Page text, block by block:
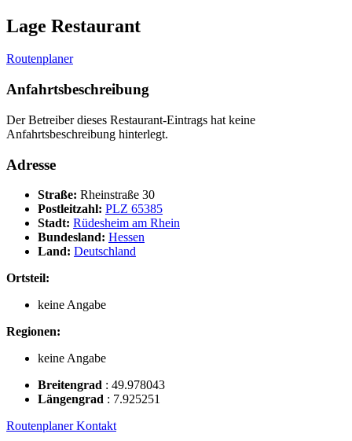
Lage Restaurant
Routenplaner
Anfahrtsbeschreibung
Der Betreiber dieses Restaurant-Eintrags hat keine
Anfahrtsbeschreibung hinterlegt.
Adresse
Straße: Rheinstraße 30
Postleitzahl: PLZ 65385
Stadt: Rüdesheim am Rhein
Bundesland: Hessen
Land: Deutschland
Ortsteil:
keine Angabe
Regionen:
keine Angabe
Breitengrad : 49.978043
Längengrad : 7.925251
RoutenplanerKontakt